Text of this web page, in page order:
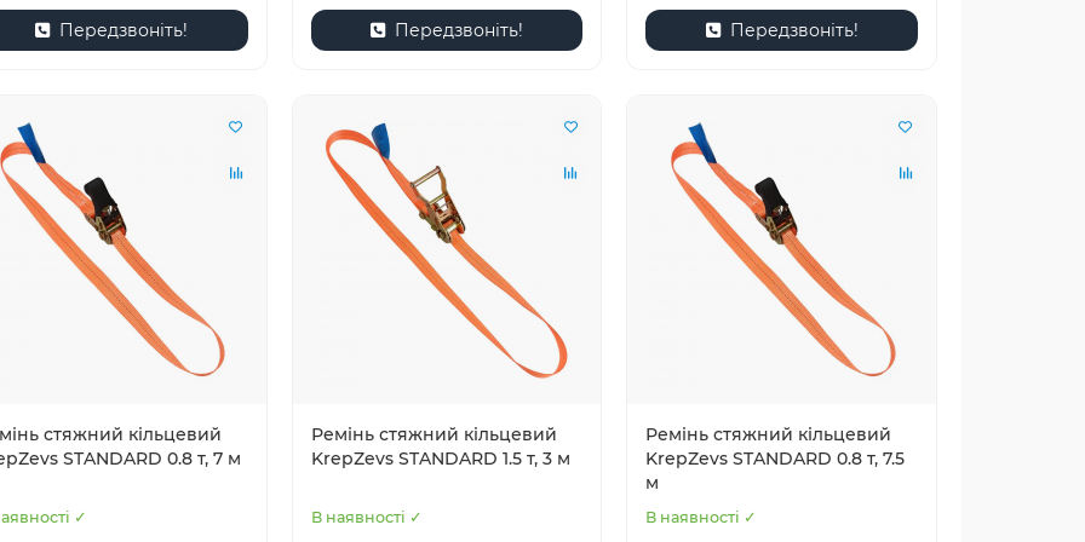
Передзвоніть! Передзвоніть! Передзвоніть!
стяжний кільцевий
STANDARD 0.8 т, 7 м
✓
Ремінь стяжний кільцевий
KrepZevs STANDARD 1.5 т, 3 м
В наявності ✓
Ремінь стяжний кільцевий
KrepZevs STANDARD 0.8 т, 7.5
м
В наявності ✓